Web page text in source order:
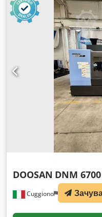
Cuggiono 1.128 km
DOOSAN DNM 6700